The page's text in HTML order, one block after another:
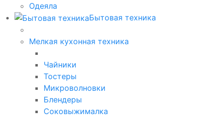
Одеяла
Бытовая техника
Мелкая кухонная техника
Чайники
Тостеры
Микроволновки
Блендеры
Соковыжималка